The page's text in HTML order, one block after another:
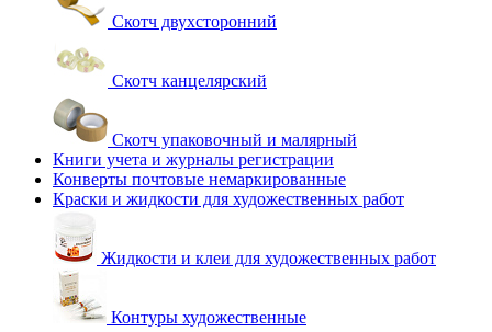
Скотч двухсторонний
Скотч канцелярский
Скотч упаковочный и малярный
Книги учета и журналы регистрации
Конверты почтовые немаркированные
Краски и жидкости для художественных работ
Жидкости и клеи для художественных работ
Контуры художественные